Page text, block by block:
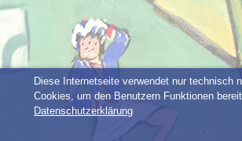
Diese Internetseite verwendet nur technisch
Cookies, um den Benutzern Funktionen
Datenschutzerklärung